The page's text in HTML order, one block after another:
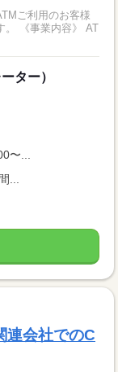
ご利用のお客様
。 《事業内容》 AT
ター）
〜...
...
連会社でのC